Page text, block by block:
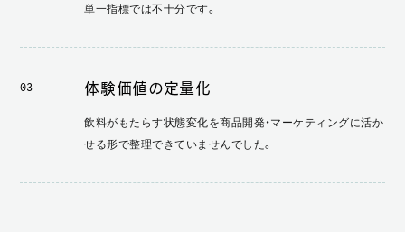
単一指標では不十分です。
03 体験価値の定量化
飲料がもたらす状態変化を商品開発・マーケティングに活か
せる形で整理できていませんでした。